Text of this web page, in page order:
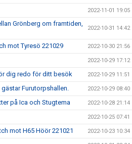
2022-11-01 19:05
Grönberg om framtiden,
2022-10-31 14:42
mot Tyresö 221029 2022-10-30 21:56
2022-10-29 17:12
dig redo för ditt besök 2022-10-29 11:51
Furutorpshallen. 2022-10-29 08:40
på Ica och Stugtema 2022-10-28 21:14
2022-10-25 07:41
mot H65 Höör 221021 2022-10-23 10:34